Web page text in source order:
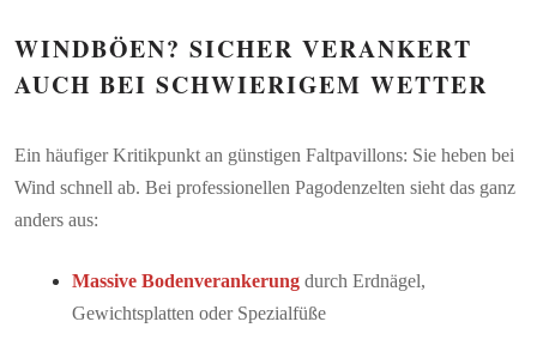
WINDBÖEN? SICHER VERANKERT
AUCH BEI SCHWIERIGEM WETTER
Ein häufiger Kritikpunkt an günstigen Faltpavillons: Sie heben bei
Wind schnell ab. Bei professionellen Pagodenzelten sieht das ganz
anders aus:
Massive Bodenverankerung durch Erdnägel,
Gewichtsplatten oder Spezialfüße